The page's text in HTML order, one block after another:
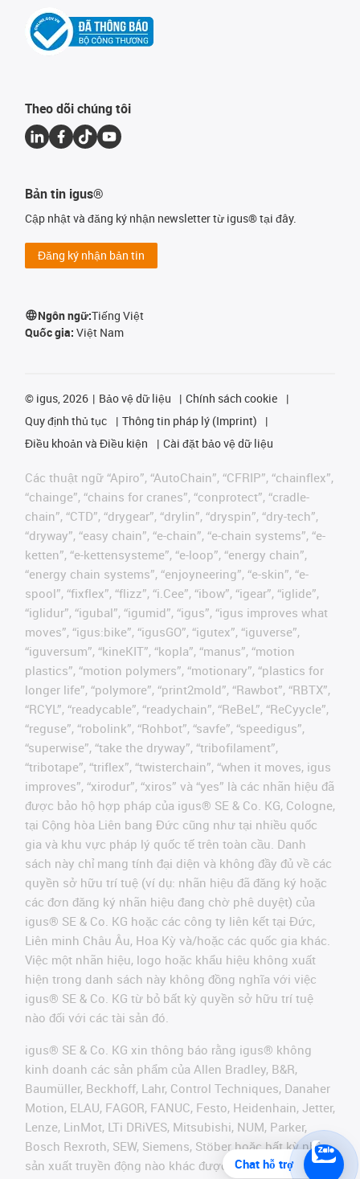
Theo dõi chúng tôi
Bản tin igus®
Cập nhật và đăng ký nhận newsletter từ igus® tại đây.
Đăng ký nhận bản tin
Ngôn ngữ:Tiếng Việt
Quốc gia: Việt Nam
© igus, 2026 Bảo vệ dữ liệu
Chính sách cookie
Quy định thủ tục
Thông tin pháp lý (Imprint)
Điều khoản và Điều kiện
Cài đặt bảo vệ dữ liệu
Các thuật ngữ “Apiro”, “AutoChain”, “CFRIP”, “chainflex”,
“chainge”, “chains for cranes”, “conprotect”, “cradle-
chain”, “CTD”, “drygear”, “drylin”, “dryspin”, “dry-tech”,
“dryway”, “easy chain”, “e-chain”, “e-chain systems”, “e-
ketten”, “e-kettensysteme”, “e-loop”, “energy chain”,
“energy chain systems”, “enjoyneering”, “e-skin”, “e-
spool”, “fixflex”, “flizz”, “i.Cee”, “ibow”, “igear”, “iglide”,
“iglidur”, “igubal”, “igumid”, “igus”, “igus improves what
moves”, “igus:bike”, “igusGO”, “igutex”, “iguverse”,
“iguversum”, “kineKIT”, “kopla”, “manus”, “motion
plastics”, “motion polymers”, “motionary”, “plastics for
longer life”, “polymore”, “print2mold”, “Rawbot”, “RBTX”,
“RCYL”, “readycable”, “readychain”, “ReBeL”, “ReCyycle”,
“reguse”, “robolink”, “Rohbot”, “savfe”, “speedigus”,
“superwise”, “take the dryway”, “tribofilament”,
“tribotape”, “triflex”, “twisterchain”, “when it moves, igus
improves”, “xirodur”, “xiros” và “yes” là các nhãn hiệu đã
được bảo hộ hợp pháp của igus® SE & Co. KG, Cologne,
tại Cộng hòa Liên bang Đức cũng như tại nhiều quốc
gia và khu vực pháp lý quốc tế trên toàn cầu. Danh
sách này chỉ mang tính đại diện và không đầy đủ về các
quyền sở hữu trí tuệ (ví dụ: nhãn hiệu đã đăng ký hoặc
các đơn đăng ký nhãn hiệu đang chờ phê duyệt) của
igus® SE & Co. KG hoặc các công ty liên kết tại Đức,
Liên minh Châu Âu, Hoa Kỳ và/hoặc các quốc gia khác.
Việc một nhãn hiệu, logo hoặc khẩu hiệu không xuất
hiện trong danh sách này không đồng nghĩa với việc
igus® SE & Co. KG từ bỏ bất kỳ quyền sở hữu trí tuệ
nào đối với các tài sản đó.
igus® SE & Co. KG xin thông báo rằng igus® không
kinh doanh các sản phẩm của Allen Bradley, B&R,
Baumüller, Beckhoff, Lahr, Control Techniques, Danaher
Motion, ELAU, FAGOR, FANUC, Festo, Heidenhain, Jetter,
Lenze, LinMot, LTi DRiVES, Mitsubishi, NUM, Parker,
Bosch Rexroth, SEW, Siemens, Stöber hoặc bất kỳ nhà
sản xuất truyền động nào khác được đề cập trên
Chat hỗ trợ